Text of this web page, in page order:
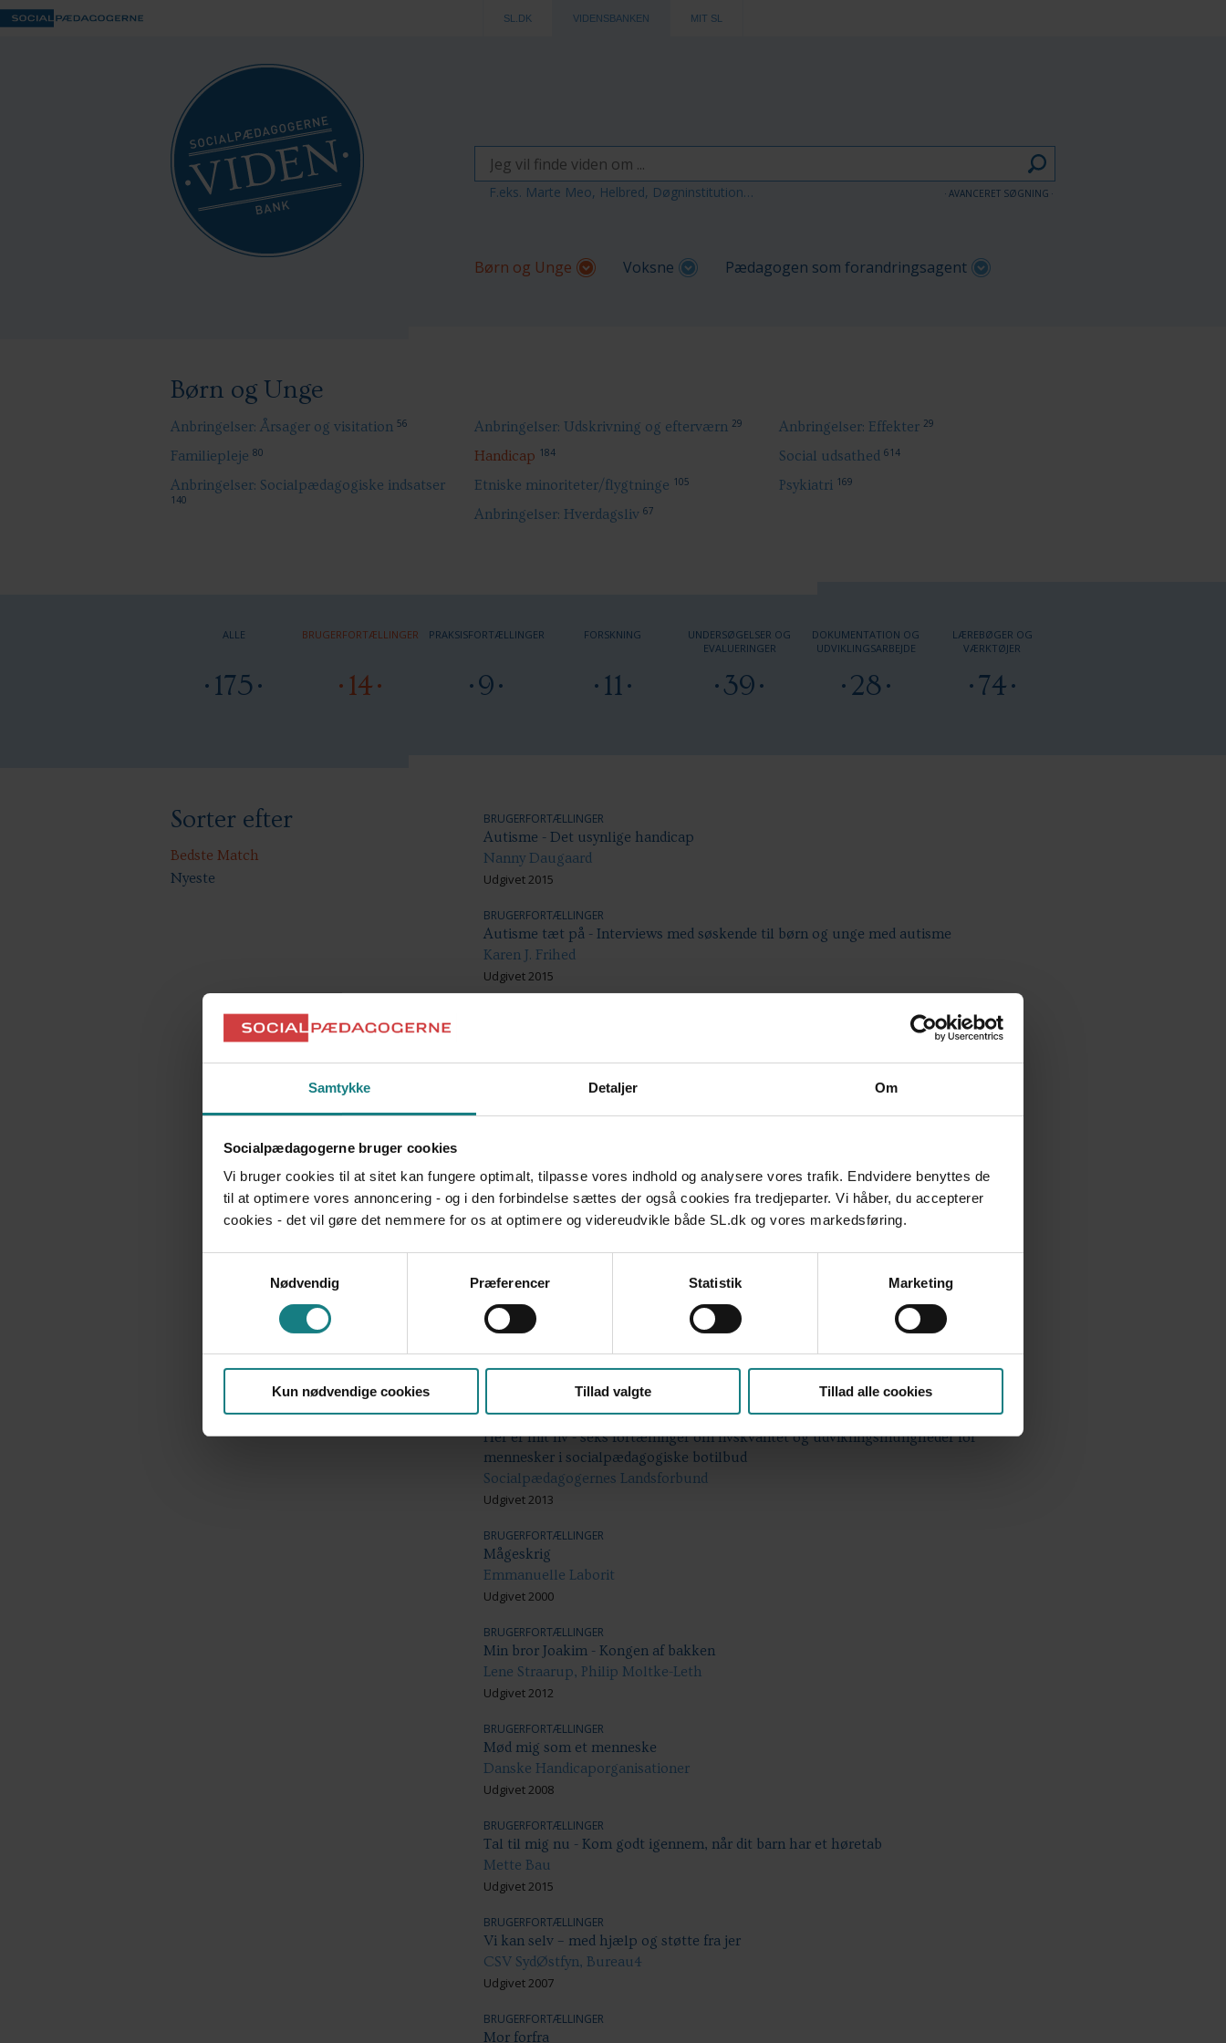
Samtykke Detaljer Om
Socialpædagogerne bruger cookies
Vi bruger cookies til at sitet kan fungere optimalt, tilpasse vores indhold og analysere vores trafik. Endvidere benyttes de
til at optimere vores annoncering - og i den forbindelse sættes der også cookies fra tredjeparter. Vi håber, du accepterer
cookies - det vil gøre det nemmere for os at optimere og videreudvikle både SL.dk og vores markedsføring.
Nødvendig
Præferencer Statistik Marketing
Kun nødvendige cookies Tillad valgte Tillad alle cookies
SL.DK VIDENSBANKEN MIT SL
F.eks. Marte Meo, Helbred, Døgninstitution… AVANCERET SØGNING
Børn og Unge Voksne Pædagogen som forandringsagent
Børn og Unge
Anbringelser: Årsager og visitation 56
Familiepleje 80
Anbringelser: Socialpædagogiske indsatser
140
Anbringelser: Udskrivning og efterværn 29
Handicap 184
Etniske minoriteter/flygtninge 105
Anbringelser: Effekter 29
Social udsathed 614
Psykiatri 169
Anbringelser: Hverdagsliv 67
ALLE
175
BRUGERFORTÆLLINGER
14
PRAKSISFORTÆLLINGER
9
FORSKNING
11
UNDERSØGELSER OG
EVALUERINGER
39
DOKUMENTATION OG
UDVIKLINGSARBEJDE
28
LÆREBØGER OG
VÆRKTØJER
74
Sorter efter
Bedste Match
Nyeste
BRUGERFORTÆLLINGER
Autisme - Det usynlige handicap
Nanny Daugaard
Udgivet 2015
BRUGERFORTÆLLINGER
Autisme tæt på - Interviews med søskende til børn og unge med autisme
Karen J. Frihed
Udgivet 2015
Udgivet 2007
BRUGERFORTÆLLINGER
De sarte børn - En bog om autismespektrumforstyrrelser
BRUGERFORTÆLLINGER
Støtte til forældre i barnets neurorehabiliteringsforløb - En kvalitativ undersøgelse
BRUGERFORTÆLLINGER
Her er mit liv - seks fortællinger om livskvalitet og udviklingsmuligheder for
mennesker i socialpædagogiske botilbud
Socialpædagogernes Landsforbund
Udgivet 2013
BRUGERFORTÆLLINGER
Mågeskrig
Emmanuelle Laborit
Udgivet 2000
BRUGERFORTÆLLINGER
Min bror Joakim - Kongen af bakken
Lene Straarup, Philip Moltke-Leth
Udgivet 2012
BRUGERFORTÆLLINGER
Mød mig som et menneske
Danske Handicaporganisationer
Udgivet 2008
BRUGERFORTÆLLINGER
Tal til mig nu - Kom godt igennem, når dit barn har et høretab
Mette Bau
Udgivet 2015
BRUGERFORTÆLLINGER
Vi kan selv – med hjælp og støtte fra jer
CSV SydØstfyn, Bureau4
Udgivet 2007
BRUGERFORTÆLLINGER
Mor forfra